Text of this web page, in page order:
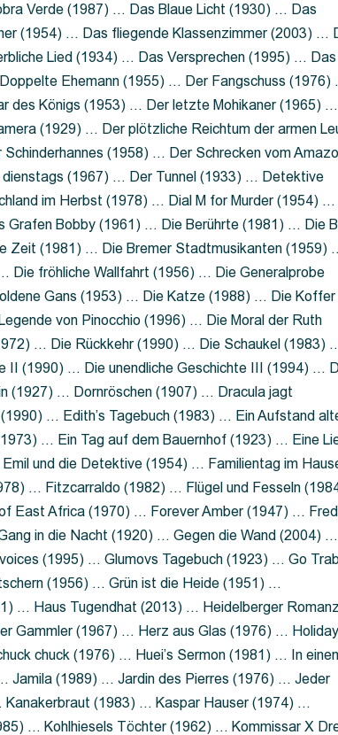
Verde (1987) … Das Blaue Licht (1930) … Das
(1954) … Das fliegende Klassenzimmer (2003) …
Lied (1934) … Das Versprechen (1995) … Das
Ehemann (1955) … Der Fangschuss (1976)
des Königs (1953) … Der letzte Mohikaner (1965) …
(1929) … Der plötzliche Reichtum der armen
(1958) … Der Schrecken vom
(1967) … Der Tunnel (1933) … Detektive
im Herbst (1978) … Dial M for Murder (1954) …
Grafen Bobby (1961) … Die Berührte (1981) … Die
Zeit (1981) … Die Bremer Stadtmusikanten (1959)
Die fröhliche Wallfahrt (1956) … Die Generalprobe
Gans (1953) … Die Katze (1988) … Die Koffer
von Pinocchio (1996) … Die Moral der Ruth
… Die Rückkehr (1990) … Die Schaukel (1983)
II (1990) … Die unendliche Geschichte III (1994) …
(1927) … Dornröschen (1907) … Dracula jagt
… Edith’s Tagebuch (1983) … Ein Aufstand
… Ein Tag auf dem Bauernhof (1923) … Eine
und die Detektive (1954) … Familientag im
… Fitzcarraldo (1982) … Flügel und Fesseln
East Africa (1970) … Forever Amber (1947) …
in die Nacht (1920) … Gegen die Wand (2004) …
(1995) … Glumovs Tagebuch (1923) … Go
(1956) … Grün ist die Heide (1951) …
… Haus Tugendhat (2013) … Heidelberger
Gammler (1967) … Herz aus Glas (1976) …
chuck (1976) … Huei’s Sermon (1981) … In
Jamila (1989) … Jardin des Pierres (1976) … Jeder
(1983) … Kaspar Hauser (1974) …
… Kohlhiesels Töchter (1962) … Kommissar X